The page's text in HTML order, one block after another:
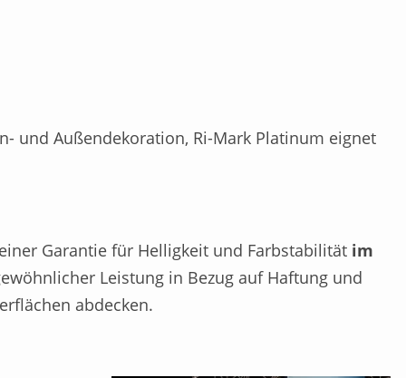
und Außendekoration, Ri-Mark Platinum eignet
Garantie für Helligkeit und Farbstabilität im
Leistung in Bezug auf Haftung und
abdecken.